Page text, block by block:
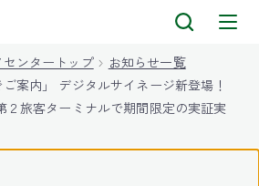
センタートップ
お知らせ一覧
ご案内」 デジタルサイネージ新登場！
２旅客ターミナルで期間限定の実証実